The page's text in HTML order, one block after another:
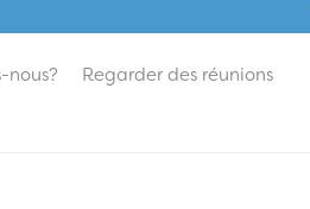
nous?
Regarder des réunions